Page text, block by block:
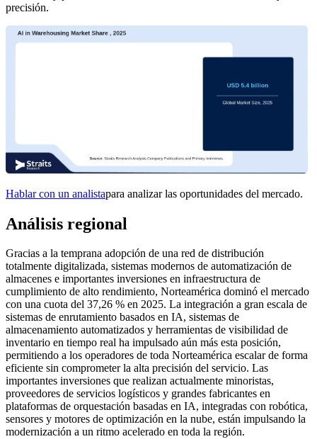
precisión.
Hablar con un analistapara analizar las oportunidades del mercado.
Análisis regional
Gracias a la temprana adopción de una red de distribución
totalmente digitalizada, sistemas modernos de automatización de
almacenes e importantes inversiones en infraestructura de
cumplimiento de alto rendimiento, Norteamérica dominó el mercado
con una cuota del 37,26 % en 2025. La integración a gran escala de
sistemas de enrutamiento basados ​​en IA, sistemas de
almacenamiento automatizados y herramientas de visibilidad de
inventario en tiempo real ha impulsado aún más esta posición,
permitiendo a los operadores de toda Norteamérica escalar de forma
eficiente sin comprometer la alta precisión del servicio. Las
importantes inversiones que realizan actualmente minoristas,
proveedores de servicios logísticos y grandes fabricantes en
plataformas de orquestación basadas en IA, integradas con robótica,
sensores y motores de optimización en la nube, están impulsando la
modernización a un ritmo acelerado en toda la región.